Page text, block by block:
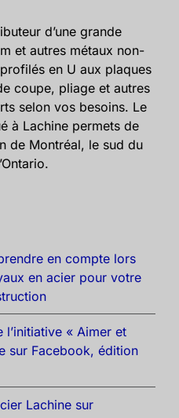
d’une grande
et autres métaux non-
en U aux plaques
coupe, pliage et autres
selon vos besoins. Le
à Lachine permets de
de Montréal, le sud du
en compte lors
en acier pour votre
l’initiative « Aimer et
sur Facebook, édition
Lachine sur